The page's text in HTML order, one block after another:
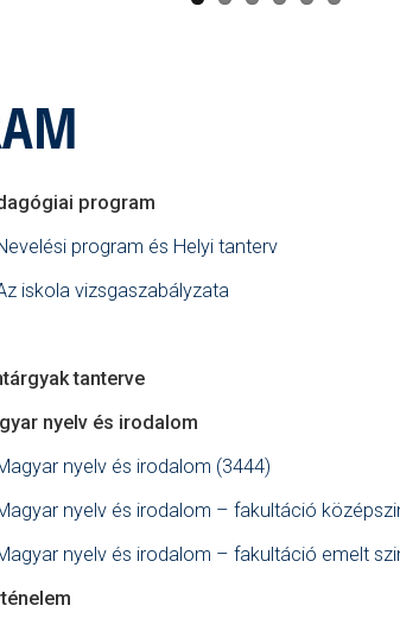
program
program és Helyi tanterv
iskola vizsgaszabályzata
tanterve
nyelv és irodalom
nyelv és irodalom (3444)
nyelv és irodalom – fakultáció
nyelv és irodalom – fakultáció emelt